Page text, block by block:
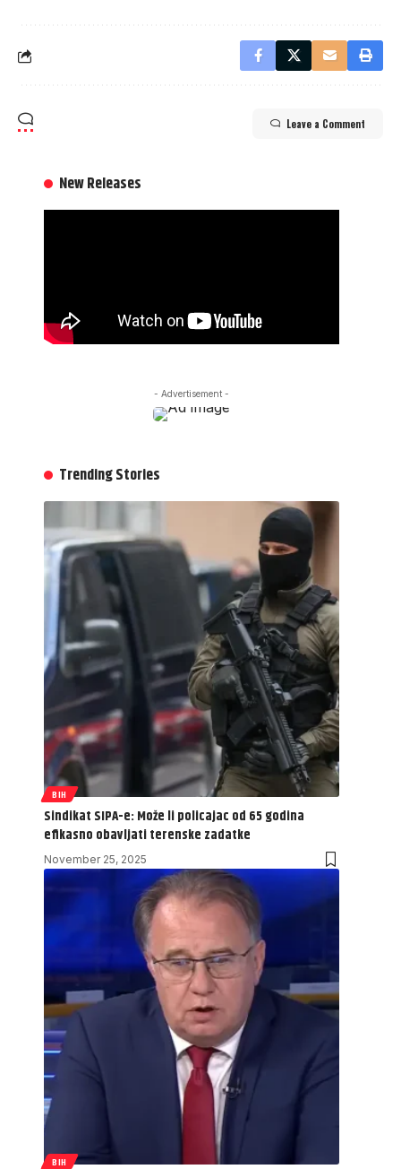
Leave a Comment
New Releases
- Advertisement -
Trending Stories
BIH
Sindikat SIPA-e: Može li policajac od 65 godina
efikasno obavljati terenske zadatke
November 25, 2025
BIH